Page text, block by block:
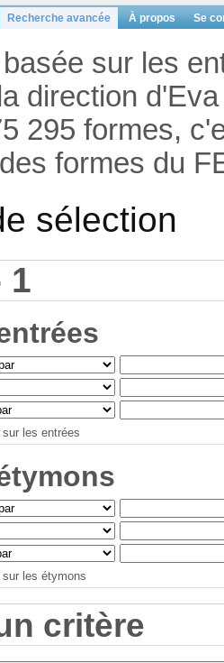
Recherche avancée À propos Se
sur les
direction
295 formes,
formes du
sélection
1
les entrées
les étymons
critère